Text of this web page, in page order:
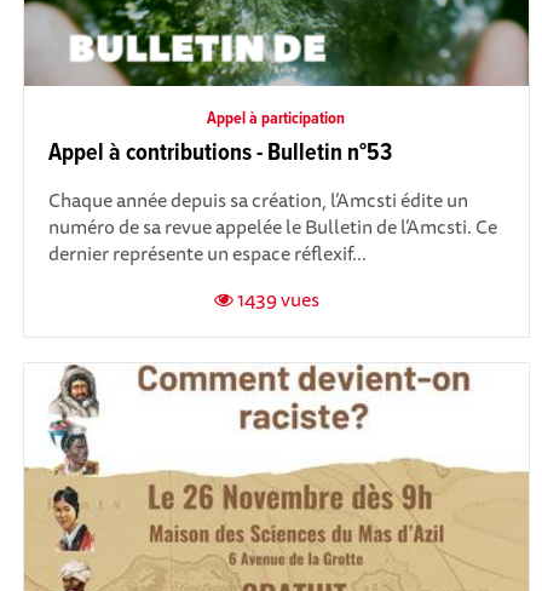
Appel à participation
Appel à contributions - Bulletin n°53
Chaque année depuis sa création, l’Amcsti édite un
numéro de sa revue appelée le Bulletin de l’Amcsti. Ce
dernier représente un espace réflexif...
1439 vues